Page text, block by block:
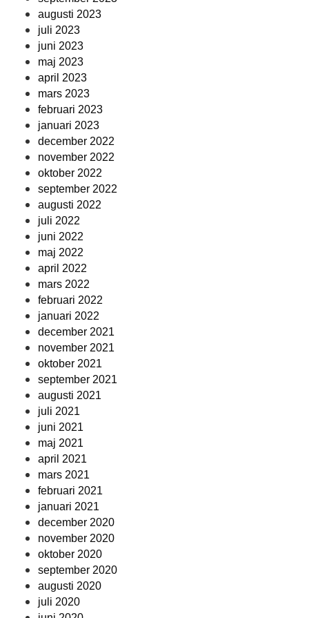
augusti 2023
juli 2023
juni 2023
maj 2023
april 2023
mars 2023
februari 2023
januari 2023
december 2022
november 2022
oktober 2022
september 2022
augusti 2022
juli 2022
juni 2022
maj 2022
april 2022
mars 2022
februari 2022
januari 2022
december 2021
november 2021
oktober 2021
september 2021
augusti 2021
juli 2021
juni 2021
maj 2021
april 2021
mars 2021
februari 2021
januari 2021
december 2020
november 2020
oktober 2020
september 2020
augusti 2020
juli 2020